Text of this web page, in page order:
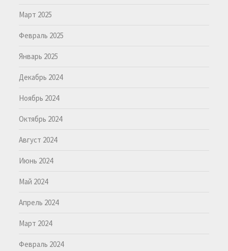
Март 2025
Февраль 2025
Январь 2025
Декабрь 2024
Ноябрь 2024
Октябрь 2024
Август 2024
Июнь 2024
Май 2024
Апрель 2024
Март 2024
Февраль 2024